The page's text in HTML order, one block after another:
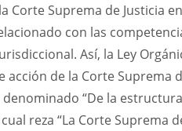
Corte Suprema de Justicia
con las
Así, la Ley
de la Corte
“De la
reza “La Corte